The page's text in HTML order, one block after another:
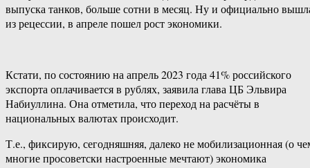
выпуска танков, больше сотни в месяц. Ну и официально
из рецессии, в апреле пошел рост экономики.
Кстати, по состоянию на апрель 2023 года 41% российского
экспорта оплачивается в рублях, заявила глава ЦБ Эльвира
Набиуллина. Она отметила, что переход на расчёты в
национальных валютах происходит.
Т.е., фиксирую, сегодняшняя, далеко не мобилизационная (о
многие просоветски настроенные мечтают) экономика